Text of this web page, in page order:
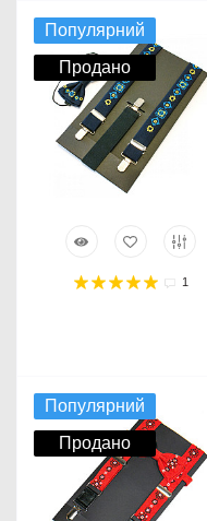
Популярний
Продано
1
Популярний
Продано